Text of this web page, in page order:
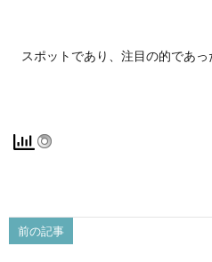
スポットであり、注目の的であっ
前の記事